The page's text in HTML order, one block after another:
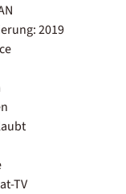
2019
TV